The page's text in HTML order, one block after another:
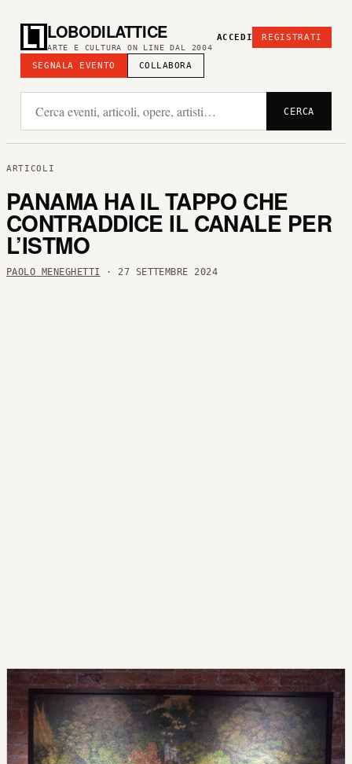
LOBODILATTICE
ARTE E CULTURA ON LINE DAL 2004
SEGNALA EVENTO COLLABORA
ACCEDI REGISTRATI
CERCA
ARTICOLI
PANAMA HA IL TAPPO CHE
CONTRADDICE IL CANALE PER
L’ISTMO
PAOLO MENEGHETTI · 27 SETTEMBRE 2024